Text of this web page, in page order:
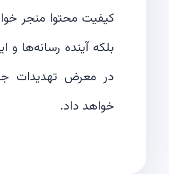
کیفیت محتوا منجر
بلکه آینده رسانه‌ها و
در معرض تهدیدات
خواهد داد.